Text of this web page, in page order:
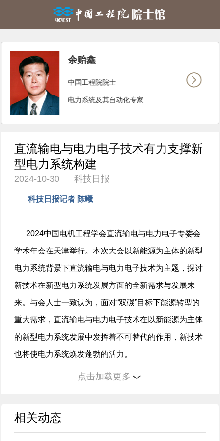
余贻鑫
中国工程院院士
电力系统及其自动化专家
直流输电与电力电子技术有力支撑新
型电力系统构建
2024-10-30 科技日报
科技日报记者 陈曦
2024中国电机工程学会直流输电与电力电子专委会
学术年会在天津举行。本次大会以新能源为主体的新型
电力系统背景下直流输电与电力电子技术为主题，探讨
新技术在新型电力系统发展方面的全新需求与发展未
来。与会人士一致认为，面对“双碳”目标下能源转型的
重大需求，直流输电与电力电子技术在以新能源为主体
的新型电力系统发展中发挥着不可替代的作用，新技术
也将使电力系统焕发蓬勃的活力。
再生能源，显著提高电能在终端能源消费中的比重，构
点击加载更多
相关动态